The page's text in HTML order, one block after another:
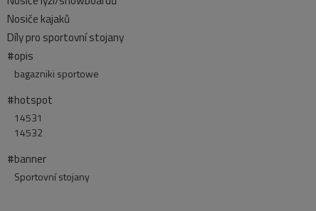
Nosiče kajaků
Díly pro sportovní stojany
#opis
bagazniki sportowe
#hotspot
14531
14532
#banner
Sportovní stojany